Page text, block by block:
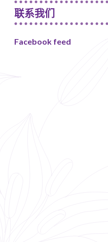
联系我们
Facebook feed